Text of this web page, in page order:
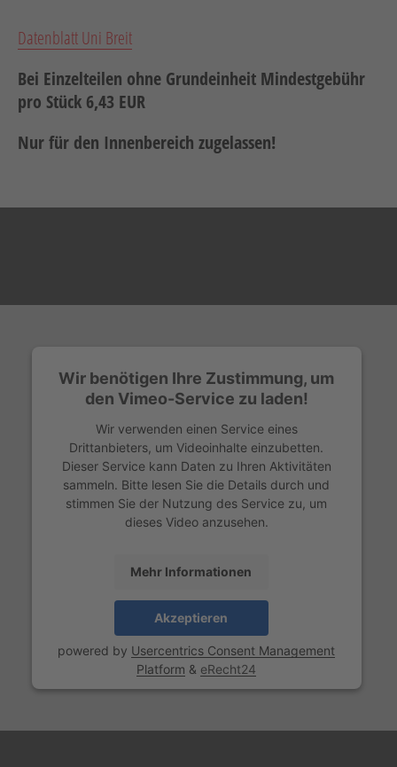
Datenblatt Uni Breit
Bei Einzelteilen ohne Grundeinheit Mindestgebühr
pro Stück 6,43 EUR
Nur für den Innenbereich zugelassen!
Wir benötigen Ihre Zustimmung, um
den Vimeo-Service zu laden!
Wir verwenden einen Service eines
Drittanbieters, um Videoinhalte einzubetten.
Dieser Service kann Daten zu Ihren Aktivitäten
sammeln. Bitte lesen Sie die Details durch und
stimmen Sie der Nutzung des Service zu, um
dieses Video anzusehen.
Mehr Informationen
Akzeptieren
powered by Usercentrics Consent Management
Platform & eRecht24